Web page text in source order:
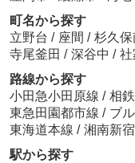
町名から探す
立野台 / 座間 / 杉久保
寺尾釜田 / 深谷中 / 社
路線から探す
小田急小田原線 / 相
東急田園都市線 / ブ
東海道本線 / 湘南新
駅から探す